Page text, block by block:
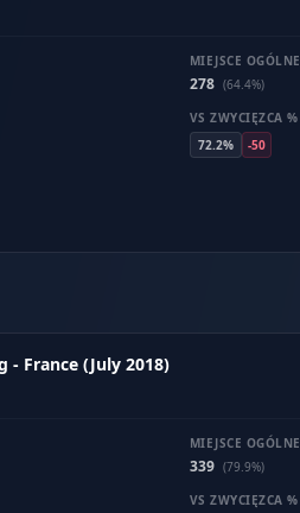
MIEJSCE OGÓLNE
278 (64.4%)
VS ZWYCIĘZCA %
72.2%
-50
France (July 2018)
MIEJSCE OGÓLNE
339 (79.9%)
VS ZWYCIĘZCA %